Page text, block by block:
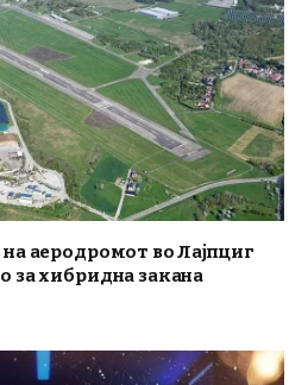
аеродромот во Лајпциг
за хибридна закана